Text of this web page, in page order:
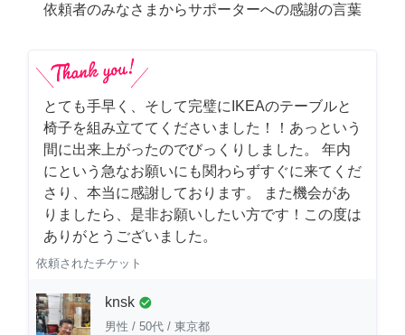
依頼者のみなさまからサポーターへの感謝の言葉
とても手早く、そして完璧にIKEAのテーブルと
椅子を組み立ててくださいました！！あっという
間に出来上がったのでびっくりしました。 年内
にという急なお願いにも関わらずすぐに来てくだ
さり、本当に感謝しております。 また機会があ
りましたら、是非お願いしたい方です！この度は
ありがとうございました。
依頼されたチケット
knsk check_circle
男性 / 50代 / 東京都